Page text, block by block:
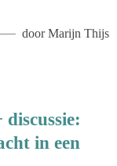
doorMarijn Thijs
in een